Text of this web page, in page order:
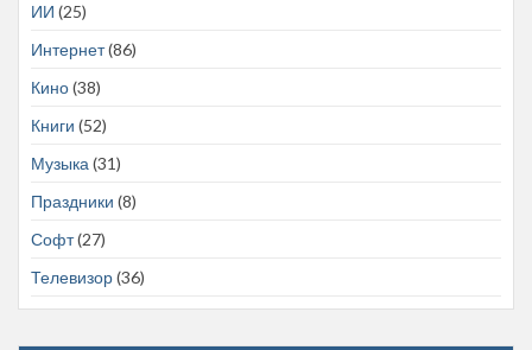
ИИ (25)
Интернет(86)
Кино(38)
Книги (52)
Музыка(31)
Праздники (8)
Софт(27)
Телевизор(36)